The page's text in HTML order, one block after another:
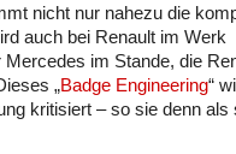
nicht nur nahezu die
auch bei Renault im Werk
im Stande, die
„Badge Engineering“
kritisiert – so sie denn als